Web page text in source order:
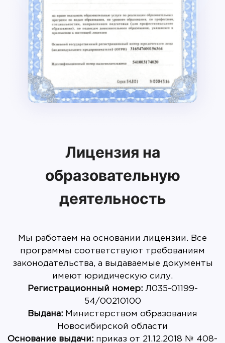
Лицензия на
образовательную
деятельность
Мы работаем на основании лицензии. Все
программы соответствуют требованиям
законодательства, а выдаваемые документы
имеют юридическую силу.
Регистрационный номер:Л035-01199-
Выдана: Министерством образования
Основание выдачи: приказ от 21.12.2018 № 408-